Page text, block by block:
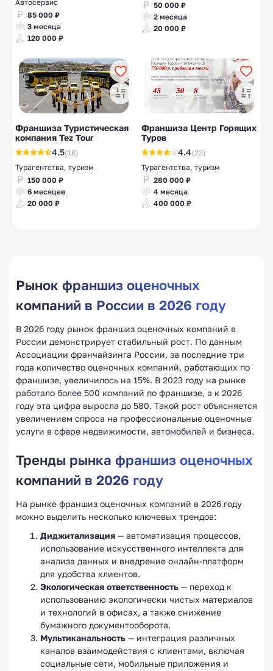
Автосервис
85 000 ₽
3 месяца
120 000 ₽
50 000 ₽
2 месяца
20 000 ₽
Франшиза Туристическая
компания Tez Tour
4.5(18)
Турагентства, туризм
150 000 ₽
6 месяцев
20 000 ₽
Франшиза Центр Горящих
Туров
4.4(23)
Турагентства, туризм
280 000 ₽
4 месяца
400 000 ₽
Рынок франшиз оценочных
компаний в России в 2026 году
В 2026 году рынок франшиз оценочных компаний в
России демонстрирует стабильный рост. По данным
Ассоциации франчайзинга России, за последние три
года количество оценочных компаний, работающих по
франшизе, увеличилось на 15%. В 2023 году на рынке
работало более 500 компаний по франшизе, а к 2026
году эта цифра выросла до 580. Такой рост объясняется
увеличением спроса на профессиональные оценочные
услуги в сфере недвижимости, автомобилей и бизнеса.
Тренды рынка франшиз оценочных
компаний в 2026 году
На рынке франшиз оценочных компаний в 2026 году
можно выделить несколько ключевых трендов:
Диджитализация — автоматизация процессов,
использование искусственного интеллекта для
анализа данных и внедрение онлайн-платформ
для удобства клиентов.
Экологическая ответственность — переход к
использованию экологически чистых материалов
и технологий в офисах, а также снижение
бумажного документооборота.
Мультиканальность — интеграция различных
каналов взаимодействия с клиентами, включая
социальные сети, мобильные приложения и